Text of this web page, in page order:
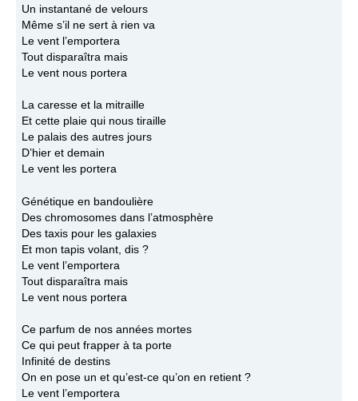
Un instantané de velours
Même s’il ne sert à rien va
Le vent l’emportera
Tout disparaîtra mais
Le vent nous portera
La caresse et la mitraille
Et cette plaie qui nous tiraille
Le palais des autres jours
D’hier et demain
Le vent les portera
Génétique en bandoulière
Des chromosomes dans l’atmosphère
Des taxis pour les galaxies
Et mon tapis volant, dis ?
Le vent l’emportera
Tout disparaîtra mais
Le vent nous portera
Ce parfum de nos années mortes
Ce qui peut frapper à ta porte
Infinité de destins
On en pose un et qu’est-ce qu’on en retient ?
Le vent l’emportera